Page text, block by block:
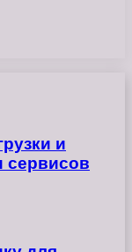
и
сервисов